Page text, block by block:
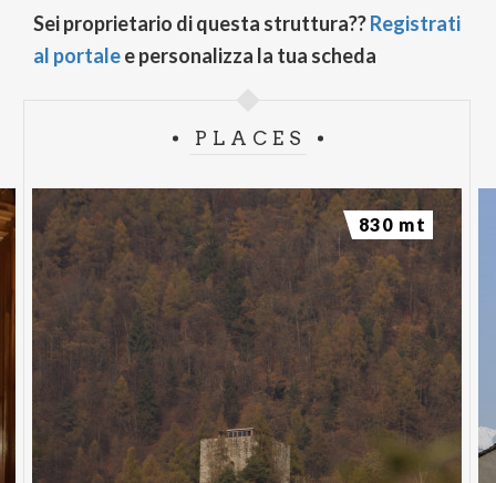
Sei proprietario di questa struttura??Registrati
al portalee personalizza la tua scheda
PLACES
830 mt